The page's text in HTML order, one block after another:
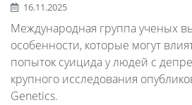
16.11.2025
Международная группа ученых
особенности, которые могут
попыток суицида у людей с
крупного исследования
Genetics.